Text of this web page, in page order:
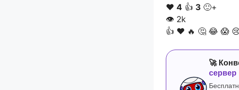
❤️ 4 👍 3 🙂+
👁 2k
👍 ❤️ 🔥 🤔 😂 😱
🚀
сервер